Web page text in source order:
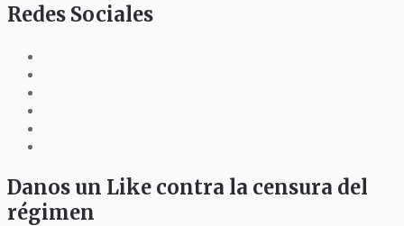
Redes Sociales
Danos un Like contra la censura del
régimen